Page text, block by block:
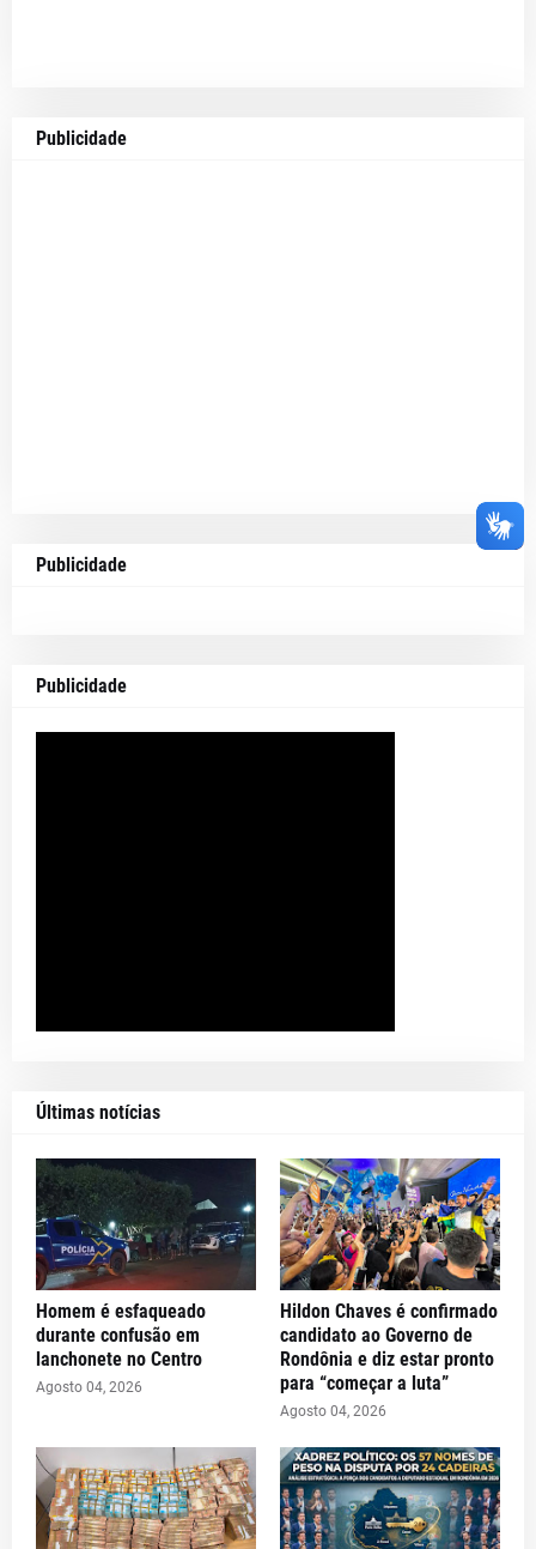
Publicidade
Publicidade
Publicidade
Últimas notícias
Homem é esfaqueado
durante confusão em
lanchonete no Centro
Agosto 04, 2026
Hildon Chaves é confirmado
candidato ao Governo de
Rondônia e diz estar pronto
para “começar a luta”
Agosto 04, 2026